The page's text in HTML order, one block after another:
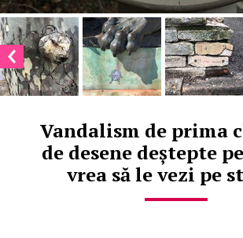
Vandalism de prima
de desene deștepte
vrea să le vezi pe